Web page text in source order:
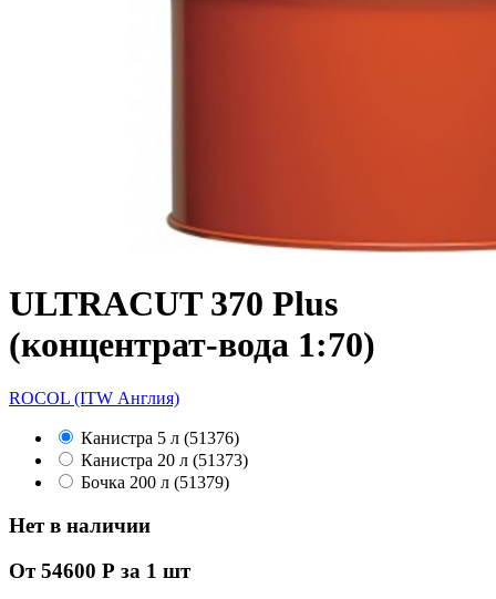
ULTRACUT 370 Plus
(концентрат-вода 1:70)
ROCOL (ITW Англия)
Канистра 5 л (51376)
Канистра 20 л (51373)
Бочка 200 л (51379)
Нет в наличии
От 54600 Р за 1 шт